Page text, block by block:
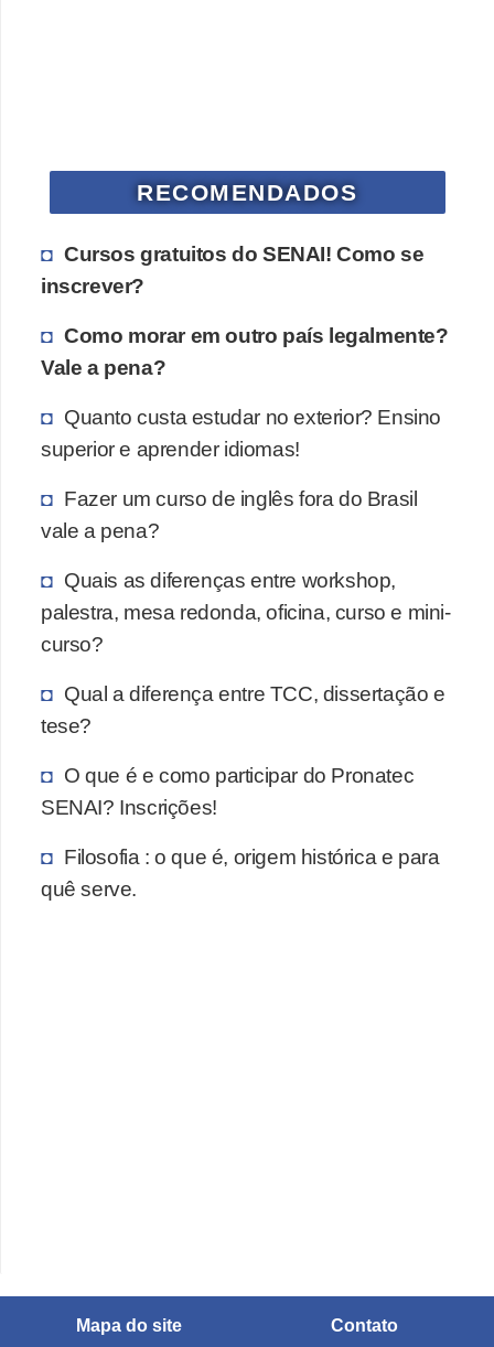
RECOMENDADOS
Cursos gratuitos do SENAI! Como se
inscrever?
Como morar em outro país legalmente?
Vale a pena?
Quanto custa estudar no exterior? Ensino
superior e aprender idiomas!
Fazer um curso de inglês fora do Brasil
vale a pena?
Quais as diferenças entre workshop,
palestra, mesa redonda, oficina, curso e mini-
curso?
Qual a diferença entre TCC, dissertação e
tese?
O que é e como participar do Pronatec
SENAI? Inscrições!
Filosofia : o que é, origem histórica e para
quê serve.
Mapa do site Contato